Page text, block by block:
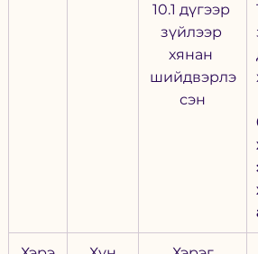
10.1 дүгээр
зүйлээр
хянан
шийдвэрлэ
сэн